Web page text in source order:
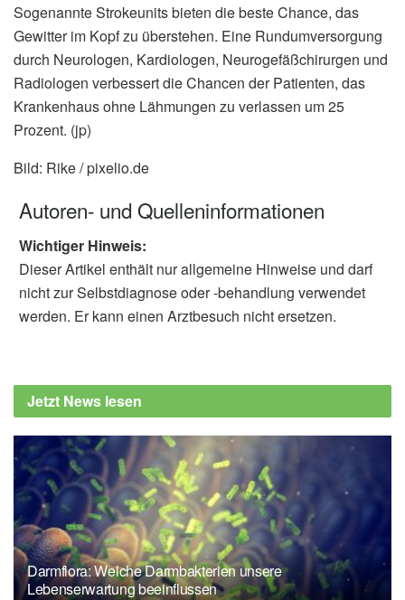
Sogenannte Strokeunits bieten die beste Chance, das
Gewitter im Kopf zu überstehen. Eine Rundumversorgung
durch Neurologen, Kardiologen, Neurogefäßchirurgen und
Radiologen verbessert die Chancen der Patienten, das
Krankenhaus ohne Lähmungen zu verlassen um 25
Prozent. (jp)
Bild: Rike / pixelio.de
Autoren- und Quelleninformationen
Wichtiger Hinweis:
Dieser Artikel enthält nur allgemeine Hinweise und darf
nicht zur Selbstdiagnose oder -behandlung verwendet
werden. Er kann einen Arztbesuch nicht ersetzen.
Jetzt News lesen
Darmflora: Welche Darmbakterien unsere
Lebenserwartung beeinflussen